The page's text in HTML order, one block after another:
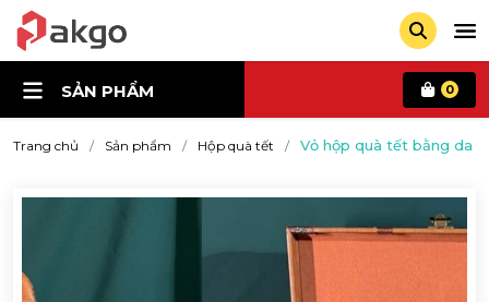
SẢN PHẨM 0
Trang chủ Sản phẩm Hộp quà tết Vỏ hộp quà tết bằng da